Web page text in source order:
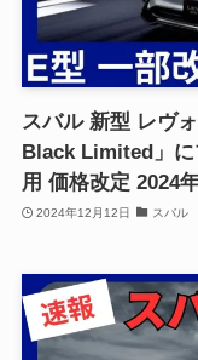
スバル 新型 レヴ
Black Limited」に
用 価格改定 2024
2024年12月12日 スバル